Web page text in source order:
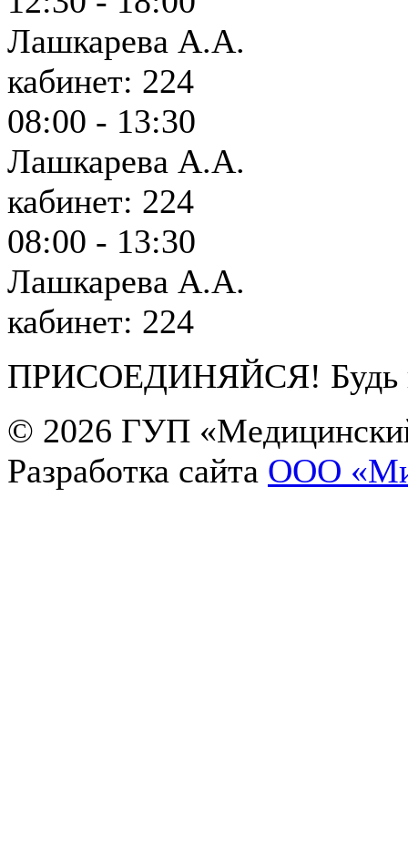
Лашкарева А.А.
кабинет: 224
08:00 - 13:30
Лашкарева А.А.
кабинет: 224
08:00 - 13:30
Лашкарева А.А.
кабинет: 224
ПРИСОЕДИНЯЙСЯ! Будь в
© 2026 ГУП
Разработка сайта OOO